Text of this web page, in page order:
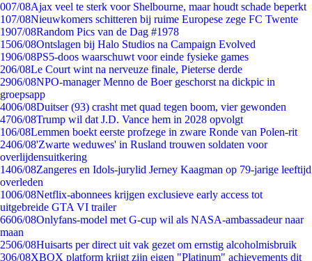
007/08Ajax veel te sterk voor Shelbourne, maar houdt schade beperkt
107/08Nieuwkomers schitteren bij ruime Europese zege FC Twente
1907/08Random Pics van de Dag #1978
1506/08Ontslagen bij Halo Studios na Campaign Evolved
1906/08PS5-doos waarschuwt voor einde fysieke games
206/08Le Court wint na nerveuze finale, Pieterse derde
2906/08NPO-manager Menno de Boer geschorst na dickpic in
groepsapp
4006/08Duitser (93) crasht met quad tegen boom, vier gewonden
4706/08Trump wil dat J.D. Vance hem in 2028 opvolgt
106/08Lemmen boekt eerste profzege in zware Ronde van Polen-rit
2406/08'Zwarte weduwes' in Rusland trouwen soldaten voor
overlijdensuitkering
1406/08Zangeres en Idols-jurylid Jerney Kaagman op 79-jarige leeftijd
overleden
1006/08Netflix-abonnees krijgen exclusieve early access tot
uitgebreide GTA VI trailer
6606/08Onlyfans-model met G-cup wil als NASA-ambassadeur naar
maan
2506/08Huisarts per direct uit vak gezet om ernstig alcoholmisbruik
306/08XBOX platform krijgt zijn eigen "Platinum" achievements dit